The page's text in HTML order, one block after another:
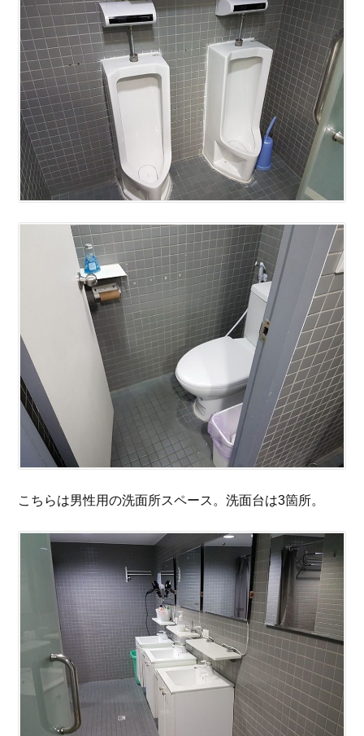
こちらは男性用の洗面所スペース。洗面台は3箇所。